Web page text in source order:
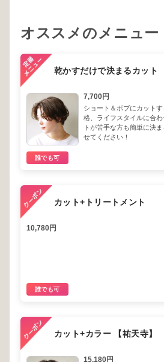
オススメのメニュー
乾かすだけで決まるカット
7,700円
ショート＆ボブにカット
格、ライフスタイルに合
トが苦手な方も簡単に決
せてください！
誰でも可
カット+トリートメント
10,780円
誰でも可
カット+カラー 【祐天寺】
15,180円